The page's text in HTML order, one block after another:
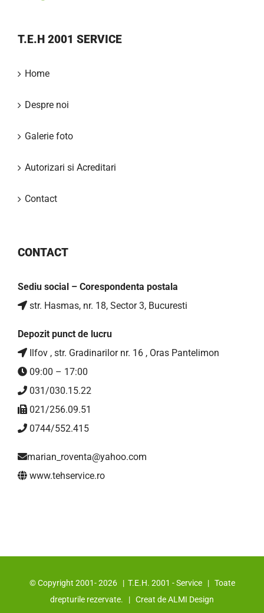
T.E.H 2001 SERVICE
Home
Despre noi
Galerie foto
Autorizari si Acreditari
Contact
CONTACT
Sediu social – Corespondenta postala
str. Hasmas, nr. 18, Sector 3, Bucuresti
Depozit punct de lucru
Ilfov , str. Gradinarilor nr. 16 , Oras Pantelimon
09:00 – 17:00
031/030.15.22
021/256.09.51
0744/552.415
marian_roventa@yahoo.com
www.tehservice.ro
© Copyright 2001-2026 | T.E.H. 2001 - Service | Toate
drepturile rezervate. | Creat deALMI Design